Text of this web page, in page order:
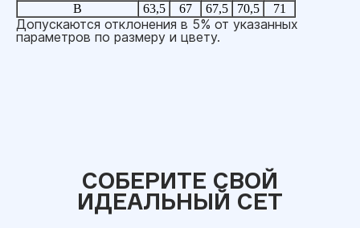
B
63,5 67 67,5 70,5 71
Допускаются отклонения в 5% от указанных
параметров по размеру и цвету.
СОБЕРИТЕ СВОЙ
ИДЕАЛЬНЫЙ СЕТ